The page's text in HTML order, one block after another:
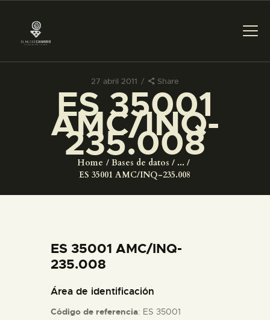
27 abril 2011 Share
ES 35001
AMC/INQ-
235.008
Home Bases de datos
...
ES 35001 AMC/INQ-235.008
PREPARAR LA VISITA
ACTIVIDADES
COLECCIONES
ES 35001 AMC/INQ-
235.008
Área de identificación
Código de referencia: ES 35001